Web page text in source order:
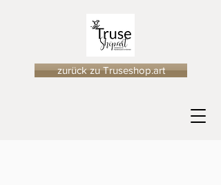
zurück zu Truseshop.art